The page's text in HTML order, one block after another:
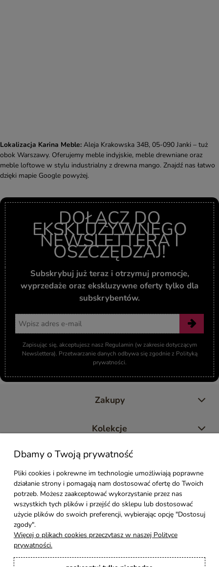
Lokalizacja Karina Meble: Aleja Krakowska 34B, 05-090 Janki – tuż
obok Warszawy. Oferujemy meble indyjskie, meble drewniane oraz
meble loftowe w stylu industrialny z drewna mango. Znajdź nas łatwo
dzięki mapie Google powyżej.
DOŁĄCZ DO
EKSKLUZYWNEGO
NEWSLETTERA I
OSZCZĘDZAJ!
Subskrybuj już teraz i otrzymuj promocje,
wyprzedaże oraz ekskluzywne oferty tylko dla
subskrybentów.
Zapisując się, akceptujesz nasz Regulamin (w zakresie dotyczącym
Newslettera). Przetwarzanie danych odbywa się zgodnie z Polityką
prywatności.
Zakupy
Kolekcje
Moje konto
Pomoc
Styl Mebli
Rodzaje drewna
Dbamy o Twoją prywatność
Pliki cookies i pokrewne im technologie umożliwiają poprawne
działanie strony i pomagają nam dostosować ofertę do Twoich
potrzeb. Możesz zaakceptować wykorzystanie przez nas
wszystkich tych plików i przejść do sklepu lub dostosować
użycie plików do swoich preferencji, wybierając opcję "Dostosuj
zgody".
Więcej o plikach cookies przeczytasz w naszej Polityce
prywatności.